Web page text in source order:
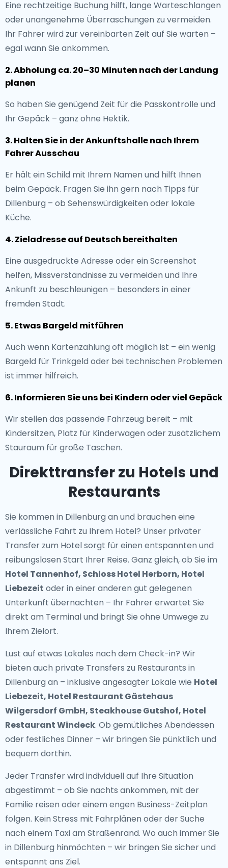
Eine rechtzeitige Buchung hilft, lange Warteschlangen
oder unangenehme Überraschungen zu vermeiden.
Ihr Fahrer wird zur vereinbarten Zeit auf Sie warten –
egal wann Sie ankommen.
2. Abholung ca. 20–30 Minuten nach der Landung
planen
So haben Sie genügend Zeit für die Passkontrolle und
Ihr Gepäck – ganz ohne Hektik.
3. Halten Sie in der Ankunftshalle nach Ihrem
Fahrer Ausschau
Er hält ein Schild mit Ihrem Namen und hilft Ihnen
beim Gepäck. Fragen Sie ihn gern nach Tipps für
Dillenburg – ob Sehenswürdigkeiten oder lokale
Küche.
4. Zieladresse auf Deutsch bereithalten
Eine ausgedruckte Adresse oder ein Screenshot
helfen, Missverständnisse zu vermeiden und Ihre
Ankunft zu beschleunigen – besonders in einer
fremden Stadt.
5. Etwas Bargeld mitführen
Auch wenn Kartenzahlung oft möglich ist – ein wenig
Bargeld für Trinkgeld oder bei technischen Problemen
ist immer hilfreich.
6. Informieren Sie uns bei Kindern oder viel Gepäck
Wir stellen das passende Fahrzeug bereit – mit
Kindersitzen, Platz für Kinderwagen oder zusätzlichem
Stauraum für große Taschen.
Direkttransfer zu Hotels und
Restaurants
Sie kommen in Dillenburg an und brauchen eine
verlässliche Fahrt zu Ihrem Hotel? Unser privater
Transfer zum Hotelsorgt für einen entspannten und
reibungslosen Start Ihrer Reise. Ganz gleich, ob Sie im
Hotel Tannenhof, Schloss Hotel Herborn, Hotel
Liebezeit oder in einer anderen gut gelegenen
Unterkunft übernachten – Ihr Fahrer erwartet Sie
direkt am Terminal und bringt Sie ohne Umwege zu
Ihrem Zielort.
Lust auf etwas Lokales nach dem Check-in? Wir
bieten auch private Transfers zu Restaurants in
Dillenburg an – inklusive angesagter Lokale wie Hotel
Liebezeit, Hotel Restaurant Gästehaus
Wilgersdorf GmbH, Steakhouse Gutshof, Hotel
Restaurant Windeck. Ob gemütliches Abendessen
oder festliches Dinner – wir bringen Sie pünktlich und
bequem dorthin.
Jeder Transfer wird individuell auf Ihre Situation
abgestimmt – ob Sie nachts ankommen, mit der
Familie reisen oder einem engen Business-Zeitplan
folgen. Kein Stress mit Fahrplänen oder der Suche
nach einem Taxi am Straßenrand. Wo auch immer Sie
in Dillenburg hinmöchten – wir bringen Sie sicher und
entspannt ans Ziel.